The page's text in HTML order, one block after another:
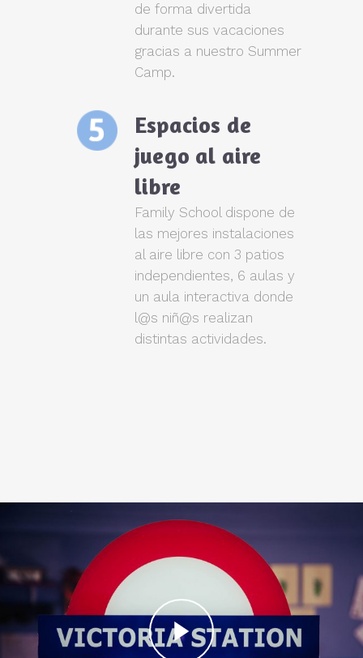
de forma divertida
durante sus vacaciones
gracias a nuestro Summer
Camp.
Espacios de
juego al aire
libre
Family School dispone de
las mejores instalaciones
al aire libre con 3 patios
independientes, 6 aulas y
un aula interactiva donde
l@s niñ@s realizan
distintas actividades.